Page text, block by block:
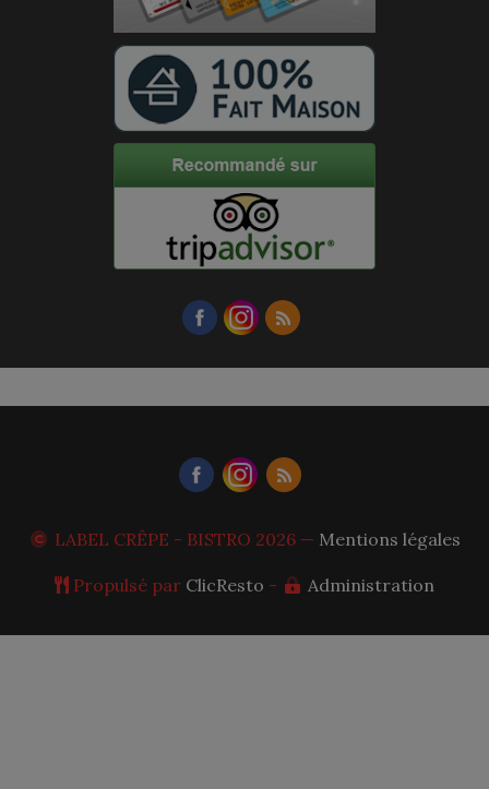
LABEL CRÊPE - BISTRO 2026 — Mentions légales
Propulsé par ClicResto - Administration